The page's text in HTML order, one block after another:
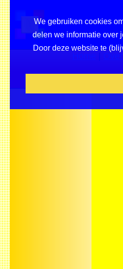
We gebruiken cookies
delen we informatie over
Door deze website te